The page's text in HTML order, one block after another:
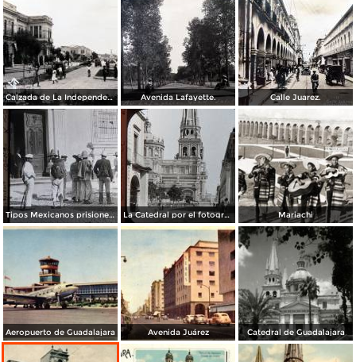
Calzada de La Independencia Guadalajara, Jalisco. Avenida Lafayette. Calle Juarez.
Tipos Mexicanos prisioneros en Guadalajara por el fotografo William H. Rau.. La Catedral por el fotografo William H. Rau.. Mariachi
Aeropuerto de Guadalajara Avenida Juárez Catedral de Guadalajara